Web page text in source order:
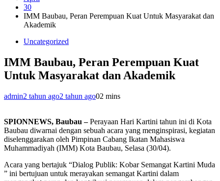
30
IMM Baubau, Peran Perempuan Kuat Untuk Masyarakat dan
Akademik
Uncategorized
IMM Baubau, Peran Perempuan Kuat
Untuk Masyarakat dan Akademik
admin2 tahun ago2 tahun ago02 mins
SPIONNEWS, Baubau –Perayaan Hari Kartini tahun ini di Kota
Baubau diwarnai dengan sebuah acara yang menginspirasi, kegiatan
diselenggarakan oleh Pimpinan Cabang Ikatan Mahasiswa
Muhammadiyah (IMM) Kota Baubau, Selasa (30/04).
Acara yang bertajuk “Dialog Publik: Kobar Semangat Kartini Muda
” ini bertujuan untuk merayakan semangat Kartini dalam